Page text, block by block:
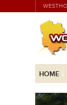
HOME